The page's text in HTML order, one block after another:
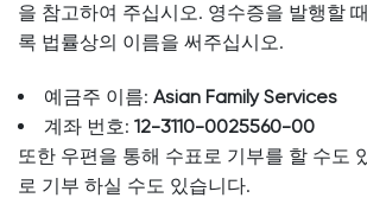
을 참고하여 주십시오. 영수증을 발행할
록 법률상의 이름을 써주십시오.
예금주 이름: Asian Family Services
계좌 번호: 12-3110-0025560-00
또한 우편을 통해 수표로 기부를 할 수도
로 기부 하실 수도 있습니다.